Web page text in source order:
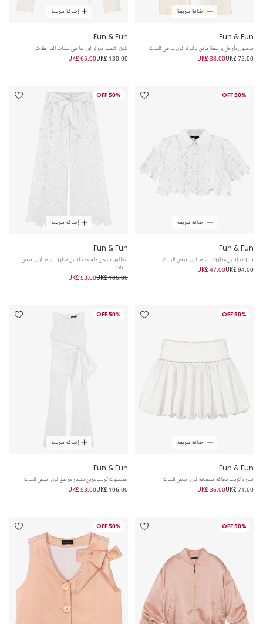
إضافة سريعة
Fun & Fun
بنطلون بأرجل واسعة مزين بالترتر لون عاجي للبنات
UK£ 75.00
UK£ 38.00
إضافة سريعة
Fun & Fun
بليزر قصير بترتر لون عاجي للبنات المراهقات
UK£ 130.00
UK£ 65.00
50% OFF
إضافة سريعة
Fun & Fun
بلوزة دانتيل مطرزة بورود لون أبيض للبنات
UK£ 94.00
UK£ 47.00
50% OFF
إضافة سريعة
Fun & Fun
بنطلون بأرجل واسعة دانتيل مطرز بورود لون أبيض
للبنات
UK£ 106.00
UK£ 53.00
50% OFF
إضافة سريعة
Fun & Fun
تنورة كريب بحافة منتفخة لون أبيض للبنات
UK£ 71.00
UK£ 36.00
50% OFF
إضافة سريعة
Fun & Fun
جمبسوت كريب مزين بشعار مرصع لون أبيض للبنات
UK£ 106.00
UK£ 53.00
50% OFF
50% OFF